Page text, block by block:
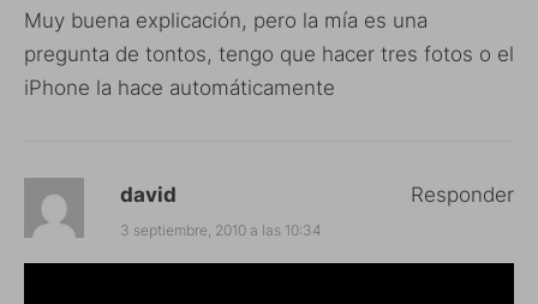
Muy buena explicación, pero la mía es una
pregunta de tontos, tengo que hacer tres fotos o el
iPhone la hace automáticamente
david
3 septiembre, 2010 a las 10:34
Responder